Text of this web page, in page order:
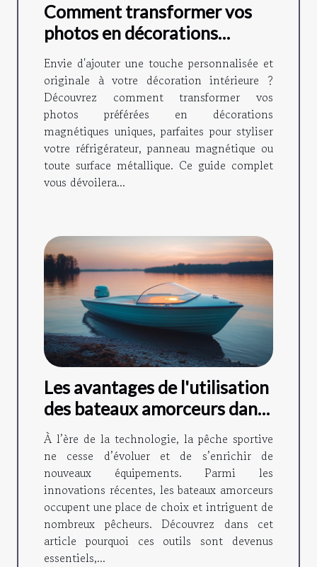
Comment transformer vos
photos en décorations
magnétiques ?
Envie d'ajouter une touche personnalisée et
originale à votre décoration intérieure ?
Découvrez comment transformer vos
photos préférées en décorations
magnétiques uniques, parfaites pour styliser
votre réfrigérateur, panneau magnétique ou
toute surface métallique. Ce guide complet
vous dévoilera...
Les avantages de l'utilisation
des bateaux amorceurs dans
la pêche moderne
À l’ère de la technologie, la pêche sportive
ne cesse d’évoluer et de s’enrichir de
nouveaux équipements. Parmi les
innovations récentes, les bateaux amorceurs
occupent une place de choix et intriguent de
nombreux pêcheurs. Découvrez dans cet
article pourquoi ces outils sont devenus
essentiels,...